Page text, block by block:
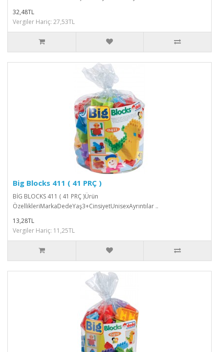
32,48TL
Vergiler Hariç: 27,53TL
Big Blocks 411 ( 41 PRÇ )
BİG BLOCKS 411 ( 41 PRÇ )Ürün
ÖzellikleriMarkaDedeYaş3+CinsiyetUnisexAyrıntılar ..
13,28TL
Vergiler Hariç: 11,25TL